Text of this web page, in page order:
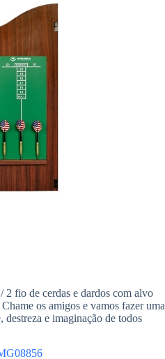
fio de cerdas e dardos com alvo
os amigos e vamos fazer uma
e imaginação de todos